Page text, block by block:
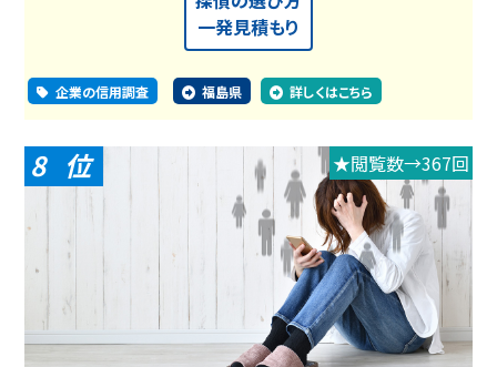
一発見積もり
企業の信用調査 福島県 詳しくはこちら
8 ★閲覧数→367回